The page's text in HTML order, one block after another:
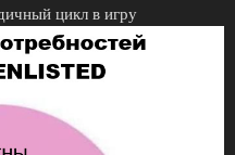
цикл в игру